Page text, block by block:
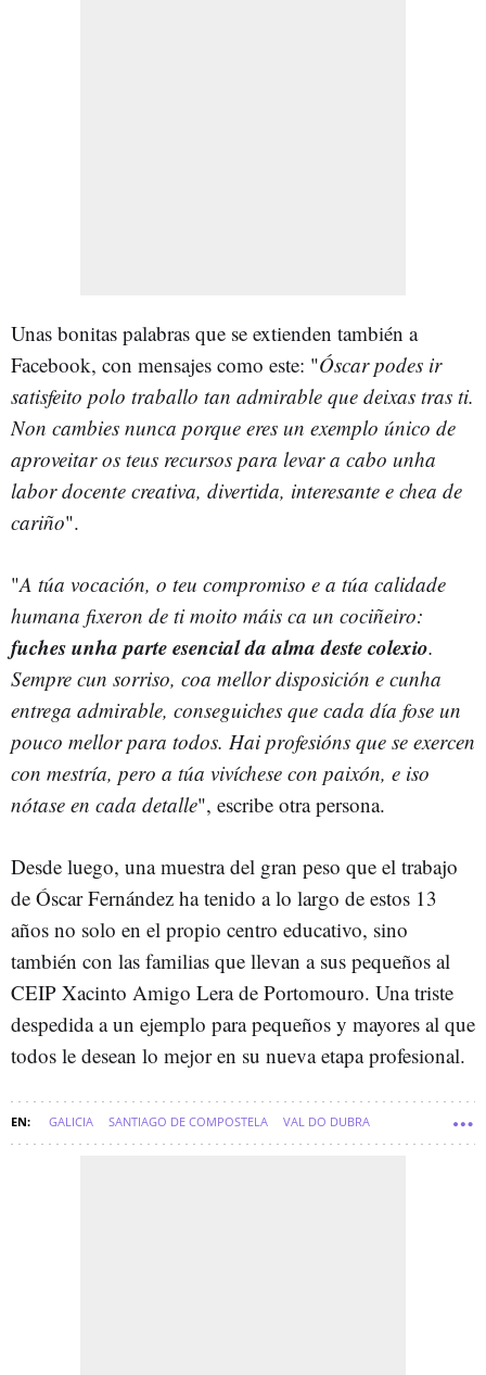
Unas bonitas palabras que se extienden también a
Facebook, con mensajes como este: "Óscar podes ir
satisfeito polo traballo tan admirable que deixas tras ti.
Non cambies nunca porque eres un exemplo único de
aproveitar os teus recursos para levar a cabo unha
labor docente creativa, divertida, interesante e chea de
cariño".
"A túa vocación, o teu compromiso e a túa calidade
humana fixeron de ti moito máis ca un cociñeiro:
fuches unha parte esencial da alma deste colexio.
Sempre cun sorriso, coa mellor disposición e cunha
entrega admirable, conseguiches que cada día fose un
pouco mellor para todos. Hai profesións que se exercen
con mestría, pero a túa vivíchese con paixón, e iso
nótase en cada detalle", escribe otra persona.
Desde luego, una muestra del gran peso que el trabajo
de Óscar Fernández ha tenido a lo largo de estos 13
años no solo en el propio centro educativo, sino
también con las familias que llevan a sus pequeños al
CEIP Xacinto Amigo Lera de Portomouro. Una triste
despedida a un ejemplo para pequeños y mayores al que
todos le desean lo mejor en su nueva etapa profesional.
GALICIA SANTIAGO DE COMPOSTELA VAL DO DUBRA